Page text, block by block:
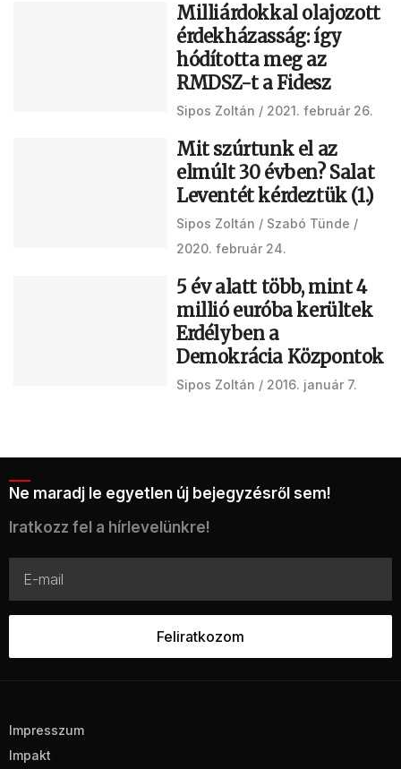
Milliárdokkal olajozott
érdekházasság: így
hódította meg az
RMDSZ-t a Fidesz
Sipos Zoltán 2021. február 26.
Mit szúrtunk el az
elmúlt 30 évben? Salat
Leventét kérdeztük (1.)
Sipos Zoltán
Szabó Tünde
2020. február 24.
5 év alatt több, mint 4
millió euróba kerültek
Erdélyben a
Demokrácia Központok
Sipos Zoltán 2016. január 7.
Ne maradj le egyetlen új bejegyzésről sem!
Iratkozz fel a hírlevelünkre!
Impresszum
Impakt